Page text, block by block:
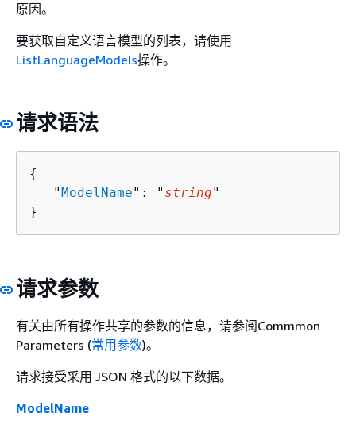
原因。
要获取自定义语言模型的列表，请使用
ListLanguageModels操作。
请求语法
{
   "
ModelName": " string"
}
请求参数
有关由所有操作共享的参数的信息，请参阅Commmon
Parameters (常用参数)。
请求接受采用 JSON 格式的以下数据。
ModelName